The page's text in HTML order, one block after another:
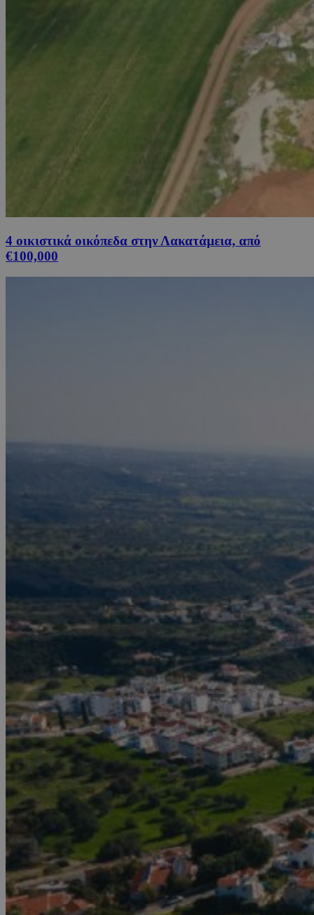
4 οικιστικά οικόπεδα στην Λακατάμεια, από
€100,000